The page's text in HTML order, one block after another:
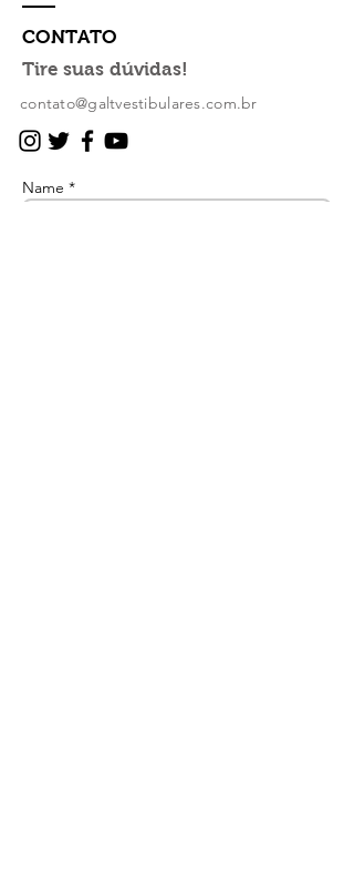
CONTATO
Tire suas dúvidas!
contato@galtvestibulares.com.br
Name *